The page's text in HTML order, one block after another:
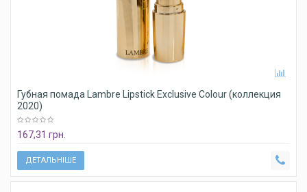
Губная помада Lambre Lipstick Exclusive Colour (коллекция
2020)
167,31 грн.
ДЕТАЛЬНІШЕ